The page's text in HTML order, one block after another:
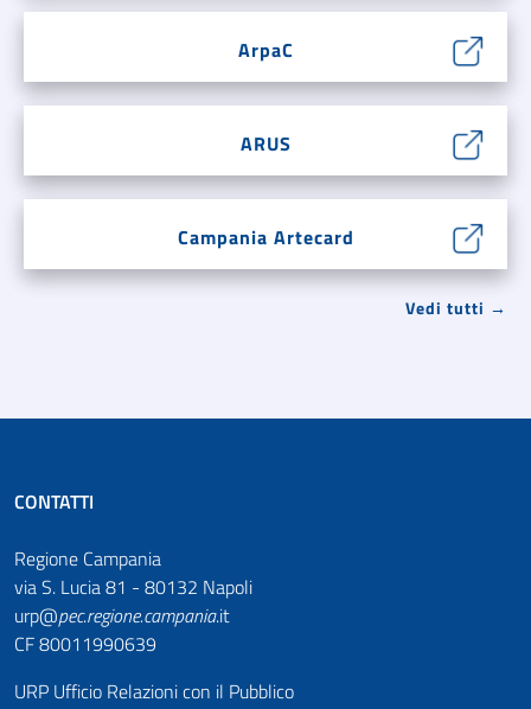
ArpaC
ARUS
Campania Artecard
Vedi tutti →
CONTATTI
Regione Campania
via S. Lucia 81 - 80132 Napoli
urp@pec.regione.campania.it
CF 80011990639
URP Ufficio Relazioni con il Pubblico